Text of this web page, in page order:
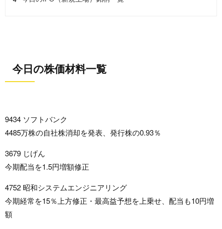
今日の株価材料一覧
9434 ソフトバンク
4485万株の自社株消却を発表、発行株の0.93％
3679 じげん
今期配当を1.5円増額修正
4752 昭和システムエンジニアリング
今期経常を15％上方修正・最高益予想を上乗せ、配当も10円増
額